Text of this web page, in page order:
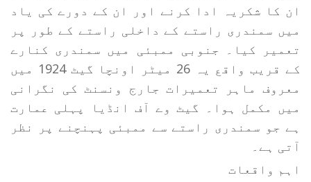
ان کا شکریہ ادا کرنے اور ان کے دورے کی یاد
میں سمندری راستے کے داخلی راستے کے طور پر
تعمیر کیا۔ جنوبی ممبئی میں سمندری کنارے
کے قریب واقع یہ 26 میٹر اونچا گیٹ 1924 میں
معروف ماہر تعمیرات جارج ونسنٹ کی نگرانی
میں مکمل ہوا۔ گیٹ وے آف انڈیا پہلی عمارت
ہے جو سمندری راستے سے ممبئی پہنچنے پر نظر
آتی ہے۔
اہم واقعات